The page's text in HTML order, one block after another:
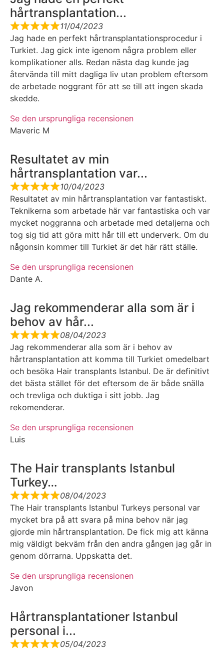
hårtransplantation...
11/04/2023
Jag hade en perfekt hårtransplantationsprocedur i
Turkiet. Jag gick inte igenom några problem eller
komplikationer alls. Redan nästa dag kunde jag
återvända till mitt dagliga liv utan problem eftersom
de arbetade noggrant för att se till att ingen skada
skedde.
Se den ursprungliga recensionen
Maveric M
Resultatet av min
hårtransplantation var...
10/04/2023
Resultatet av min hårtransplantation var fantastiskt.
Teknikerna som arbetade här var fantastiska och var
mycket noggranna och arbetade med detaljerna och
tog sig tid att göra mitt hår till ett underverk. Om du
någonsin kommer till Turkiet är det här rätt ställe.
Se den ursprungliga recensionen
Dante A.
Jag rekommenderar alla som är i
behov av hår...
08/04/2023
Jag rekommenderar alla som är i behov av
hårtransplantation att komma till Turkiet omedelbart
och besöka Hair transplants Istanbul. De är definitivt
det bästa stället för det eftersom de är både snälla
och trevliga och duktiga i sitt jobb. Jag
rekomenderar.
Se den ursprungliga recensionen
Luis
The Hair transplants Istanbul
Turkey…
08/04/2023
The Hair transplants Istanbul Turkeys personal var
mycket bra på att svara på mina behov när jag
gjorde min hårtransplantation. De fick mig att känna
mig väldigt bekväm från den andra gången jag går in
genom dörrarna. Uppskatta det.
Se den ursprungliga recensionen
Javon
Hårtransplantationer Istanbul
personal i...
05/04/2023